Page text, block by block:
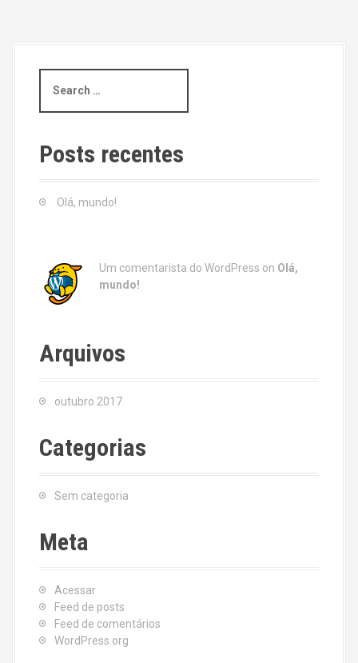
a
c
h
Posts recentes
Olá, mundo!
Um comentarista do WordPress on Olá,
mundo!
Arquivos
outubro 2017
Categorias
Sem categoria
Meta
Acessar
Feed de posts
Feed de comentários
WordPress.org